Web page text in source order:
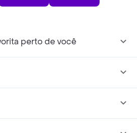
perto de você